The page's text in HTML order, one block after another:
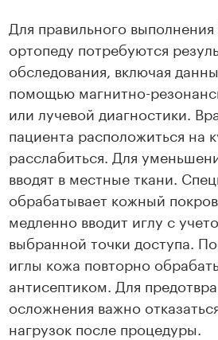
Для правильного
ортопеду потребуются
обследования, включая
помощью магнитно-
или лучевой диагностики.
пациента расположиться на
расслабиться. Для
вводят в местные ткани.
обрабатывает кожный
медленно вводит иглу с
выбранной точки доступа.
иглы кожа повторно
антисептиком. Для
осложнения важно
нагрузок после процедуры.